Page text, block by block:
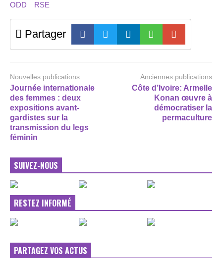
ODD RSE
Partager
Nouvelles publications
Journée internationale
des femmes : deux
expositions avant-
gardistes sur la
transmission du legs
féminin
Anciennes publications
Côte d’Ivoire: Armelle
Konan œuvre à
démocratiser la
permaculture
SUIVEZ-NOUS
RESTEZ INFORMÉ
PARTAGEZ VOS ACTUS